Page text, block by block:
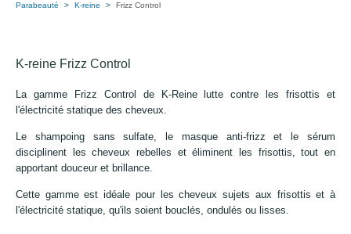
Parabeauté K-reine Frizz Control
K-reine Frizz Control
La gamme Frizz Control de K-Reine lutte contre les frisottis et
l'électricité statique des cheveux.
Le shampoing sans sulfate, le masque anti-frizz et le sérum
disciplinent les cheveux rebelles et éliminent les frisottis, tout en
apportant douceur et brillance.
Cette gamme est idéale pour les cheveux sujets aux frisottis et à
l'électricité statique, qu'ils soient bouclés, ondulés ou lisses.